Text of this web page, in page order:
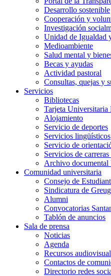
Desarrollo sostenible
Cooperación y
Investigación
Unidad de Igualdad
Medioambiente
Salud mental y
Becas y ayudas
Actividad pastoral
Consultas, quejas y
Servicios
Bibliotecas
Tarjeta
Alojamiento
Servicio de deportes
Servicios lingüísticos
Servicio de
Servicios de
Archivo
Comunidad universitaria
Consejo de
Sindicatura de
Alumni
Convocatorias
Tablón de anuncios
Sala de prensa
Noticias
Agenda
Recursos
Contactos de
Directorio redes